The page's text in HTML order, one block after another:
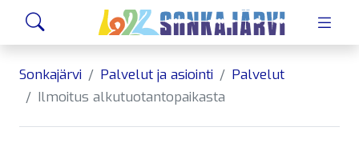
Siirry sivusisältöön
Sonkajärvi Palvelut ja asiointi
Palvelut
Ilmoitus alkutuotantopaikasta